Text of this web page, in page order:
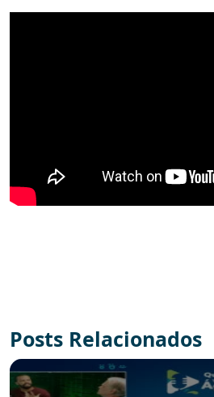
Posts Relacionados